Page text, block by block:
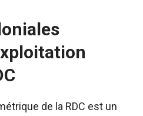
de la RDC est un